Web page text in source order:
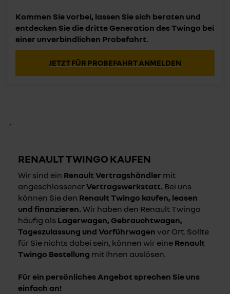
Kommen Sie vorbei, lassen Sie sich beraten und
entdecken Sie die dritte Generation des Twingo bei
einer unverbindlichen Probefahrt.
JETZT FÜR PROBEFAHRT ANMELDEN
´
RENAULT TWINGO KAUFEN
Wir sind ein Renault Vertragshändler mit
angeschlossenerVertragswerkstatt. Bei uns
können Sie den Renault Twingo kaufen, leasen
und finanzieren. Wir haben den Renault Twingo
häufig als Lagerwagen, Gebrauchtwagen,
Tageszulassung und Vorführwagen vor Ort. Sollte
für Sie nichts dabei sein, können wir eine Renault
Twingo Bestellung mit Ihnen auslösen.
Für ein persönliches Angebot sprechen Sie uns
einfach an!